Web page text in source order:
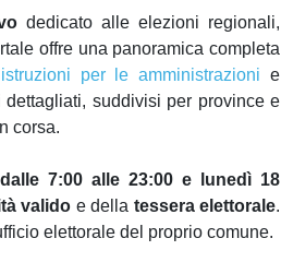
dedicato alle elezioni regionali,
offre una panoramica completa
istruzioni per le amministrazioni e
suddivisi per province e
corsa.
7:00 alle 23:00 e lunedì 18
valido e della tessera elettorale.
elettorale del proprio comune.